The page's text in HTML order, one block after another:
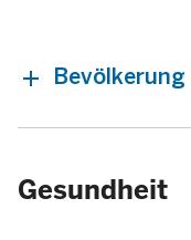
Bevölkerung
Gesundheit